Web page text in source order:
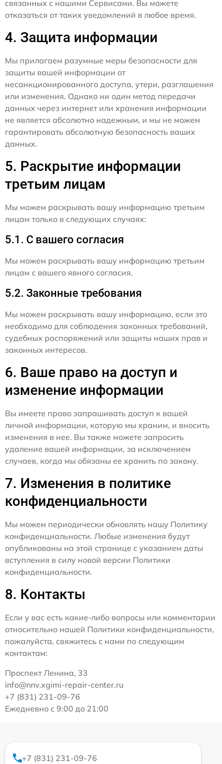
связанных с нашими Сервисами. Вы можете
отказаться от таких уведомлений в любое время.
4. Защита информации
Мы прилагаем разумные меры безопасности для
защиты вашей информации от
несанкционированного доступа, утери, разглашения
или изменения. Однако ни один метод передачи
данных через интернет или хранения информации
не является абсолютно надежным, и мы не можем
гарантировать абсолютную безопасность ваших
данных.
5. Раскрытие информации
третьим лицам
Мы можем раскрывать вашу информацию третьим
лицам только в следующих случаях:
5.1. С вашего согласия
Мы можем раскрывать вашу информацию третьим
лицам с вашего явного согласия.
5.2. Законные требования
Мы можем раскрывать вашу информацию, если это
необходимо для соблюдения законных требований,
судебных распоряжений или защиты наших прав и
законных интересов.
6. Ваше право на доступ и
изменение информации
Вы имеете право запрашивать доступ к вашей
личной информации, которую мы храним, и вносить
изменения в нее. Вы также можете запросить
удаление вашей информации, за исключением
случаев, когда мы обязаны ее хранить по закону.
7. Изменения в политике
конфиденциальности
Мы можем периодически обновлять нашу Политику
конфиденциальности. Любые изменения будут
опубликованы на этой странице с указанием даты
вступления в силу новой версии Политики
конфиденциальности.
8. Контакты
Если у вас есть какие-либо вопросы или комментарии
относительно нашей Политики конфиденциальности,
пожалуйста, свяжитесь с нами по следующим
контактам:
Проспект Ленина, 33
info@nnv.xgimi-repair-center.ru
+7 (831) 231-09-76
Ежедневно с 9:00 до 21:00
+7 (831) 231-09-76